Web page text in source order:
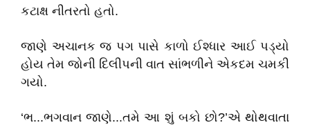
કટાક્ષ નીતરતો હતો.
જાણે અચાનક જ પગ પાસે કાળો ઈશ્ધાર આઈ પડ્યો
હોય તેમ જોની દિલીપની વાત સાંભળીને એકદમ ચમકી
ગયો.
‘ભ...ભગવાન જાણે...તમે આ શું બકો છો?’એ થોથવાતા